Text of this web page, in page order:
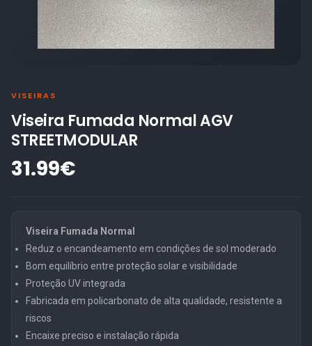
VISEIRAS
Viseira Fumada Normal AGV
STREETMODULAR
31.99€
Viseira Fumada Normal
Reduz o encandeamento em condições de sol moderado
Bom equilíbrio entre proteção solar e visibilidade
Proteção UV integrada
Fabricada em policarbonato de alta qualidade, resistente a
riscos
Encaixe preciso e instalação rápida